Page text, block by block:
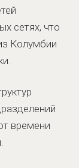
сетях, что
Колумбии
времени